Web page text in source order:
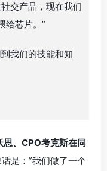
交产品，现在我们
给芯片。”
我们的技能和知
、CPO考克斯在同
话是：”我们做了一个